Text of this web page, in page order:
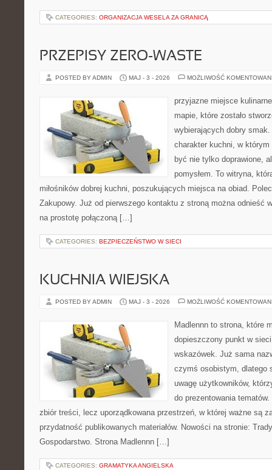
CATEGORIES: ORGANIZACJA WESELA ZA GRANICĄ
PRZEPISY ZERO-WASTE
POSTED BY ADMIN MAJ - 3 - 2026 MOŻLIWOŚĆ
przyjazne miejsce
mapie, które zostało
wybierających dobry
charakter kuchni, w
być nie tylko doprawione,
pomysłem. To witryna,
miłośników dobrej kuchni, poszukujących miejsca na obiad.
Zakupowy. Już od pierwszego kontaktu z stroną można odnieść
na prostotę połączoną […]
CATEGORIES: BEZPIECZEŃSTWO W SIECI
KUCHNIA WIEJSKA
POSTED BY ADMIN MAJ - 3 - 2026 MOŻLIWOŚĆ
Madlennn to strona, które
dopieszczony punkt w
wskazówek. Już sama
czymś osobistym, dlatego
uwagę użytkowników,
do prezentowania
zbiór treści, lecz uporządkowana przestrzeń, w której ważne są
przydatność publikowanych materiałów. Nowości na stronie:
Gospodarstwo. Strona Madlennn […]
CATEGORIES: GRAMATYKA ANGIELSKA